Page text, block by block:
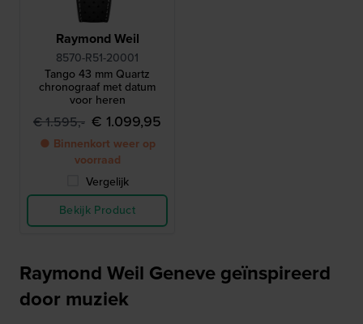
Raymond Weil
8570-R51-20001
Tango 43 mm Quartz
chronograaf met datum
voor heren
€ 1.595,- € 1.099,95
● Binnenkort weer op
voorraad
Vergelijk
Bekijk Product
Raymond Weil Geneve geïnspireerd
door muziek